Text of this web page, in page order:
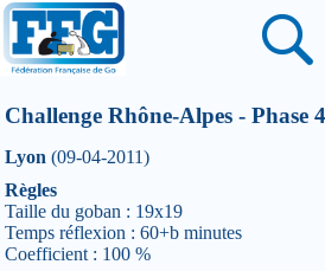
Challenge Rhône-Alpes - Phase 4
Lyon (09-04-2011)
Règles
Taille du goban : 19x19
Temps réflexion : 60+b minutes
Coefficient : 100 %